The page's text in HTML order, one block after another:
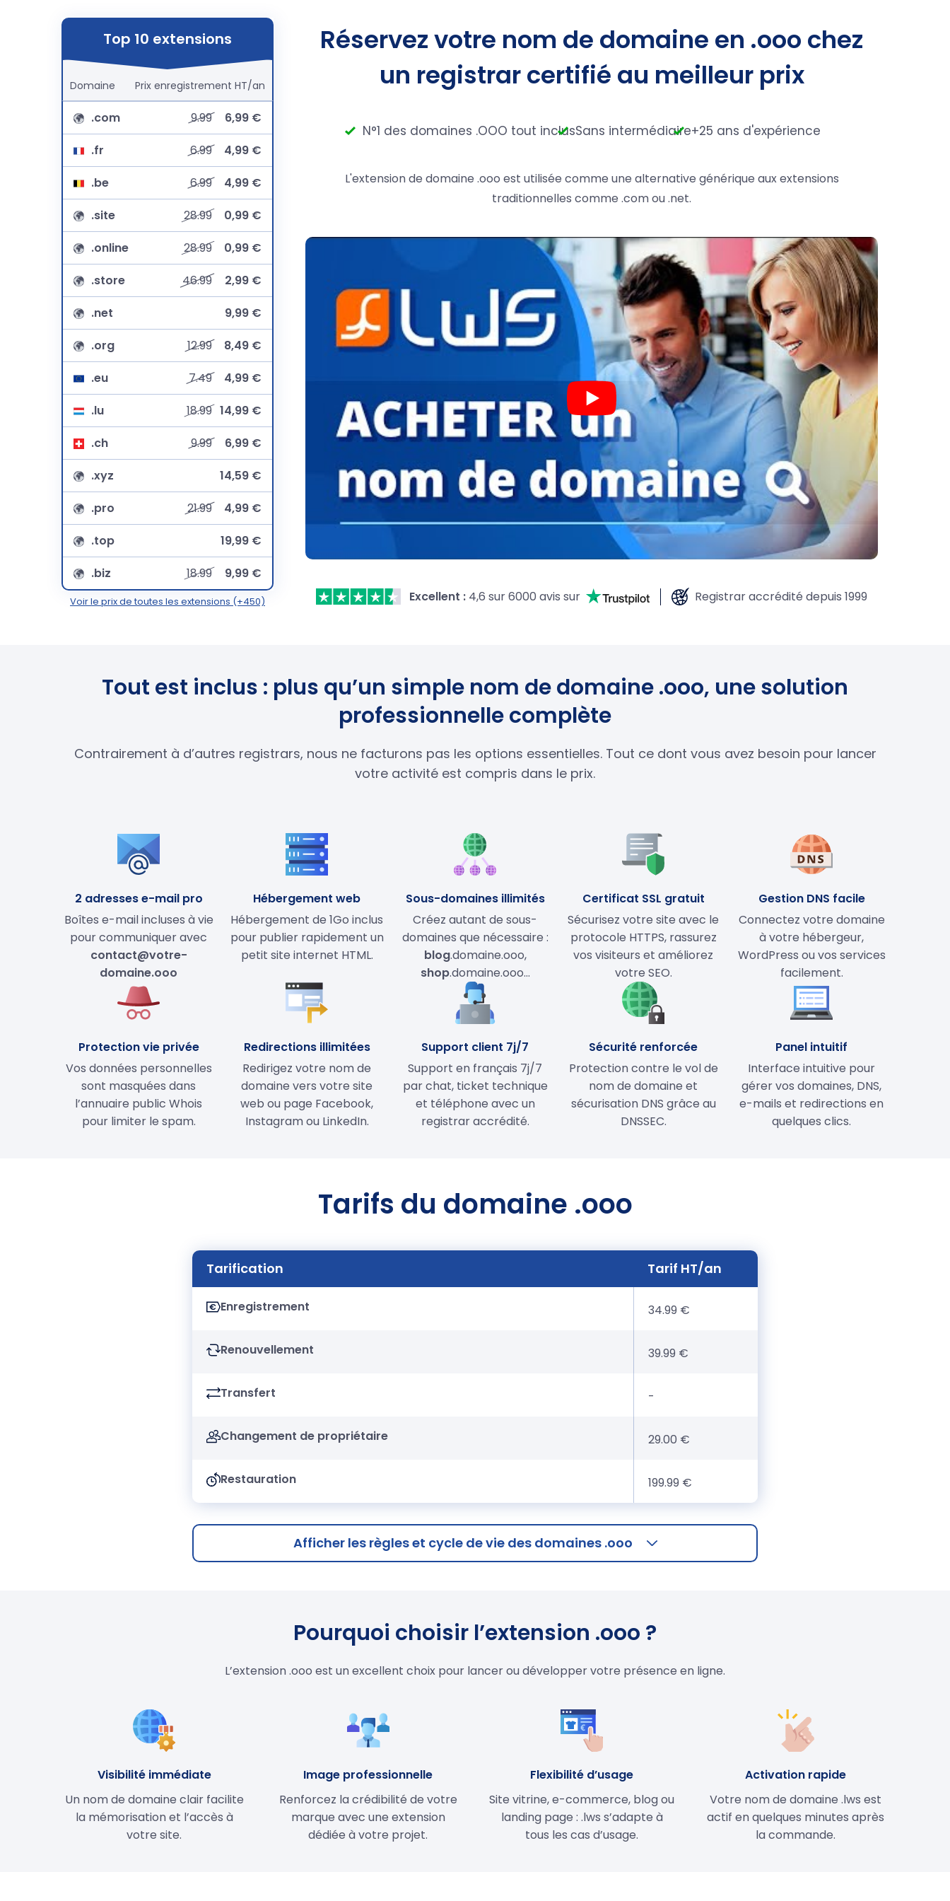
Top 10 extensions
Domaine Prix enregistrement HT/an
.com 9.99
6,99 €
.fr
6.99
4,99 €
.be
6.99
4,99 €
.site
28.99
0,99 €
.online
28.99
0,99 €
.store
46.99
2,99 €
.net
9,99 €
.org
12.99
8,49 €
.eu
7.49
4,99 €
.lu
18.99 14,99 €
.ch
9.99
6,99 €
.xyz
14,59 €
.pro
21.99
4,99 €
.top
19,99 €
.biz
18.99 9,99 €
Voir le prix de toutes les extensions (+450)
Réservez votre nom de domaine en .ooo chez
un registrar certifié au meilleur prix
N°1 des domaines .OOO tout inclusSans intermédiaire+25 ans d'expérience
L'extension de domaine .ooo est utilisée comme une alternative générique aux extensions
traditionnelles comme .com ou .net.
Excellent : 4,6 sur 6000 avis sur Registrar accrédité depuis 1999
Tout est inclus : plus qu’un simple nom de domaine .ooo, une solution
professionnelle complète
Contrairement à d’autres registrars, nous ne facturons pas les options essentielles. Tout ce dont vous avez besoin pour lancer
votre activité est compris dans le prix.
2 adresses e-mail pro
Boîtes e-mail incluses à vie
pour communiquer avec
contact@votre-
domaine.ooo
Hébergement web
Hébergement de 1Go inclus
pour publier rapidement un
petit site internet HTML.
Sous-domaines illimités
Créez autant de sous-
domaines que nécessaire :
blog.domaine.ooo,
shop.domaine.ooo…
Certificat SSL gratuit
Sécurisez votre site avec le
protocole HTTPS, rassurez
vos visiteurs et améliorez
votre SEO.
Gestion DNS facile
Connectez votre domaine
à votre hébergeur,
WordPress ou vos services
facilement.
Protection vie privée
Vos données personnelles
sont masquées dans
l’annuaire public Whois
pour limiter le spam.
Redirections illimitées
Redirigez votre nom de
domaine vers votre site
web ou page Facebook,
Instagram ou LinkedIn.
Support client 7j/7
Support en français 7j/7
par chat, ticket technique
et téléphone avec un
registrar accrédité.
Sécurité renforcée
Protection contre le vol de
nom de domaine et
sécurisation DNS grâce au
DNSSEC.
Panel intuitif
Interface intuitive pour
gérer vos domaines, DNS,
e-mails et redirections en
quelques clics.
Tarifs du domaine .ooo
Tarification Tarif HT/an
Enregistrement 34.99 €
Renouvellement 39.99 €
Transfert -
Changement de propriétaire 29.00 €
Restauration 199.99 €
Afficherles règles et cycle de vie des domaines .ooo
Pourquoi choisir l’extension .ooo ?
L’extension .ooo est un excellent choix pour lancer ou développer votre présence en ligne.
Visibilité immédiate
Un nom de domaine clair facilite
la mémorisation et l’accès à
votre site.
Image professionnelle
Renforcez la crédibilité de votre
marque avec une extension
dédiée à votre projet.
Flexibilité d’usage
Site vitrine, e-commerce, blog ou
landing page : .lws s’adapte à
tous les cas d’usage.
Activation rapide
Votre nom de domaine .lws est
actif en quelques minutes après
la commande.